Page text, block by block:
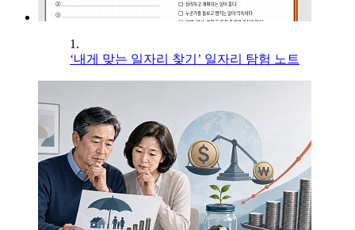
1.
‘내게 맞는 일자리 찾기’ 일자리 탐험 노트